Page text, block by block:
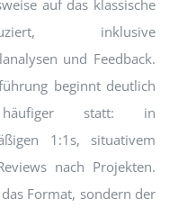
auf das klassische
inklusive
und Feedback.
beginnt deutlich
statt: in
1:1s, situativem
nach Projekten.
Format, sondern der